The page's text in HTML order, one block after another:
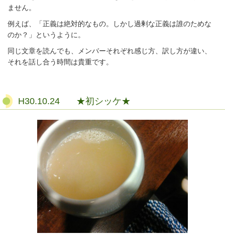
ません。
例えば、「正義は絶対的なもの。しかし過剰な正義は誰のためな
のか？」というように。
同じ文章を読んでも、メンバーそれぞれ感じ方、訳し方が違い、
それを話し合う時間は貴重です。
H30.10.24 ★初シッケ★